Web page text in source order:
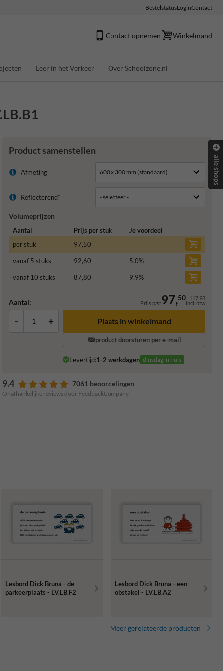
BestelstatusLoginContact
Contact opnemen Winkelmand
Leer in het Verkeer Over Schoolzone.nl
Product samenstellen
Afmeting
Reflecterend*
Volumeprijzen
Aantal Prijs per stuk
Je voordeel
per stuk
97,50
vanaf 5 stuks 92,60 5,0%
vanaf 10 stuks 87,80 9,9%
Aantal: Prijs p/st97,50 117,98
incl. btw
- + Plaats in winkelmand
product doorsturen per e-mail
Levertijd:1-2 werkdagen dinsdag in huis
9.4 7061 beoordelingen
Onafhankelijke reviews door FeedbackCompany
Lesbord Dick Bruna - de
parkeerplaats - LV.LB.F2
Lesbord Dick Bruna - een
obstakel - LV.LB.A2
Meer gerelateerde producten
alle shops